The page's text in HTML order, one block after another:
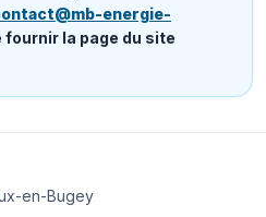
energie-
fournir la page du site
en-Bugey